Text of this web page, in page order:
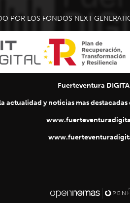
POR LOS FONDOS NEXT
Fuerteventura
y noticias mas destacadas